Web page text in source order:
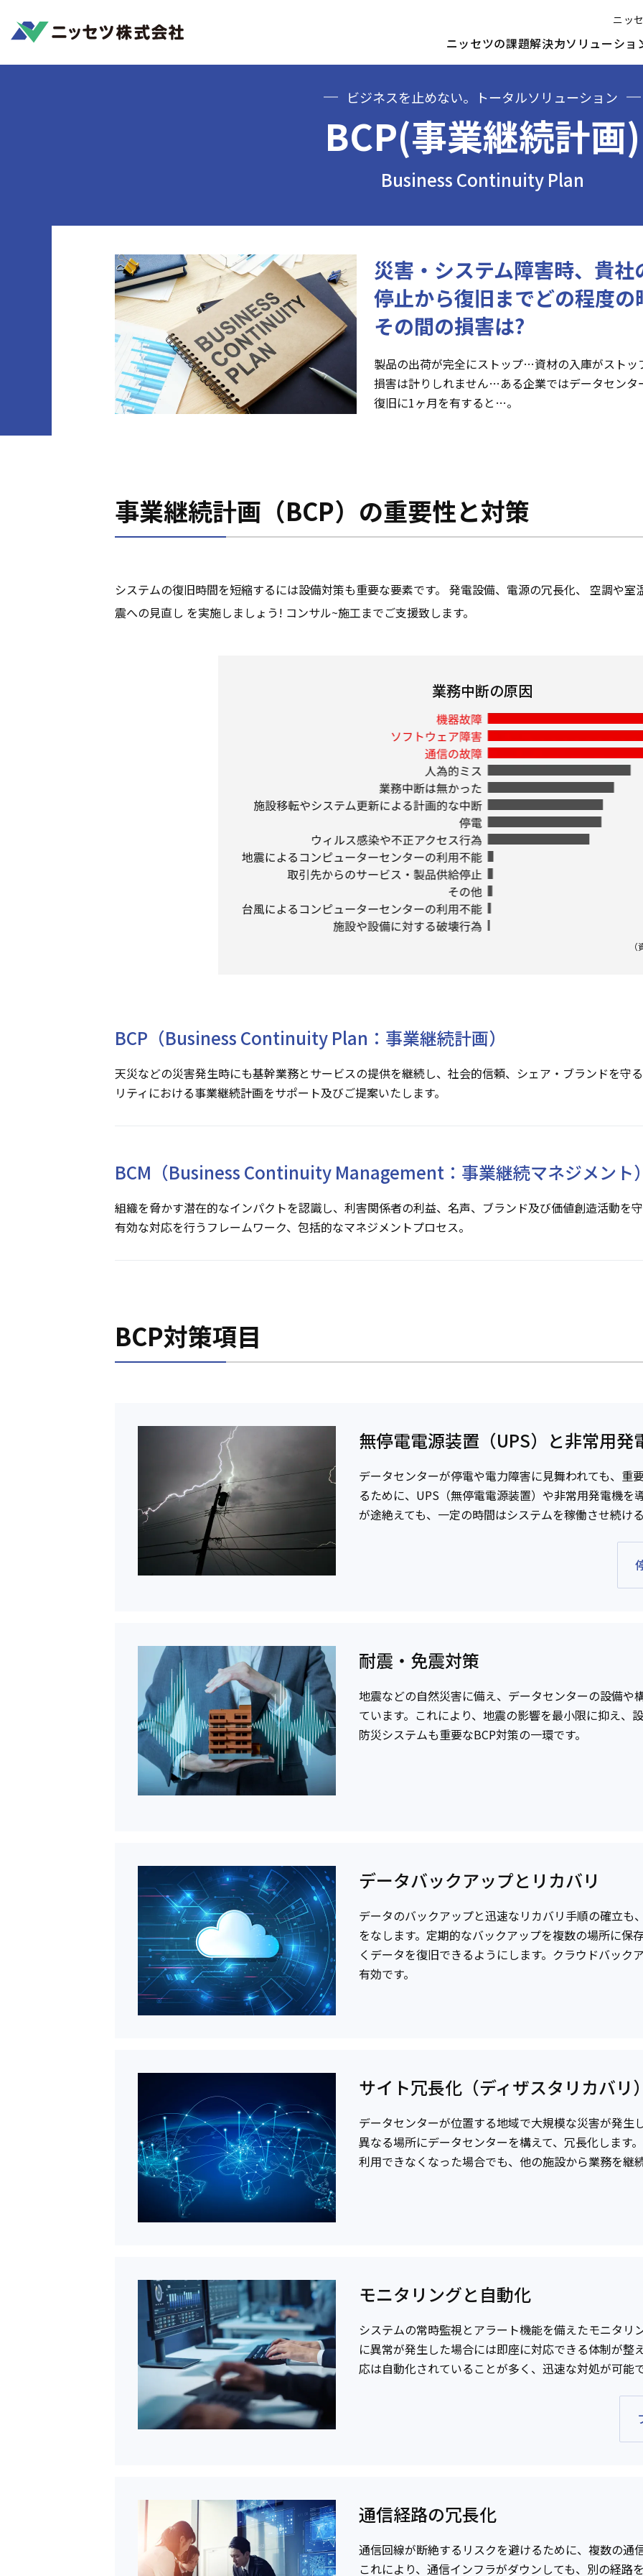
ニッ
ニッセツの課題解決力ソリューショ
ビジネスを止めない。 トータルソリューション
BCP(事業継続計画)
Business Continuity Plan
災害・システム障害時、貴
停止から復旧までどの程度
その間の損害は?
製品の出荷が完全にストップ…資材の入庫がスト
損害は計りしれません…ある企業ではデータセン
復旧に1ヶ月を有すると…。
事業継続計画（BCP）の重要性と対策
システムの復旧時間を短縮するには設備対策も重要な要素です。 発電設備、電源の冗長化、 空調や
震への見直し を実施しましょう! コンサル~施工までご支援致します。
業務中断の原因
BCP（Business Continuity Plan：事業継続計画）
天災などの災害発生時にも基幹業務とサービスの提供を継続し、社会的信頼、シェア・ブランドを守
リティにおける事業継続計画をサポート及びご提案いたします。
BCM（Business Continuity Management：事業継続マネジメント）
組織を脅かす潜在的なインパクトを認識し、利害関係者の利益、名声、ブランド及び価値創造活動を
有効な対応を行うフレームワーク、包括的なマネジメントプロセス。
BCP対策項目
無停電電源装置（UPS）と非常用発
データセンターが停電や電力障害に見舞われても、重
るために、UPS（無停電電源装置）や非常用発電機を
が途絶えても、一定の時間はシステムを稼働させ続け
耐震・免震対策
地震などの自然災害に備え、データセンターの設備や
ています。これにより、地震の影響を最小限に抑え、
防災システムも重要なBCP対策の一環です。
データバックアップとリカバリ
データのバックアップと迅速なリカバリ手順の確立も
をなします。定期的なバックアップを複数の場所に保
くデータを復旧できるようにします。クラウドバック
有効です。
サイト冗長化（ディザスタリカバリ）
データセンターが位置する地域で大規模な災害が発生
異なる場所にデータセンターを構えて、冗長化します
利用できなくなった場合でも、他の施設から業務を継
モニタリングと自動化
システムの常時監視とアラート機能を備えたモニタリ
に異常が発生した場合には即座に対応できる体制が整
応は自動化されていることが多く、迅速な対処が可能で
通信経路の冗長化
通信回線が断絶するリスクを避けるために、複数の通
これにより、通信インフラがダウンしても、別の経路